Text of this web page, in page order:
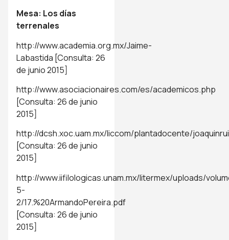
Mesa: Los días
terrenales
http://www.academia.org.mx/Jaime-
Labastida [Consulta: 26
de junio 2015]
http://www.asociacionaires.com/es/academicos.php
[Consulta: 26 de junio
2015]
http://dcsh.xoc.uam.mx/liccom/plantadocente/
[Consulta: 26 de junio
2015]
http://www.iifilologicas.unam.mx/litermex/uploads/
5-
2/17.%20ArmandoPereira.pdf
[Consulta: 26 de junio
2015]